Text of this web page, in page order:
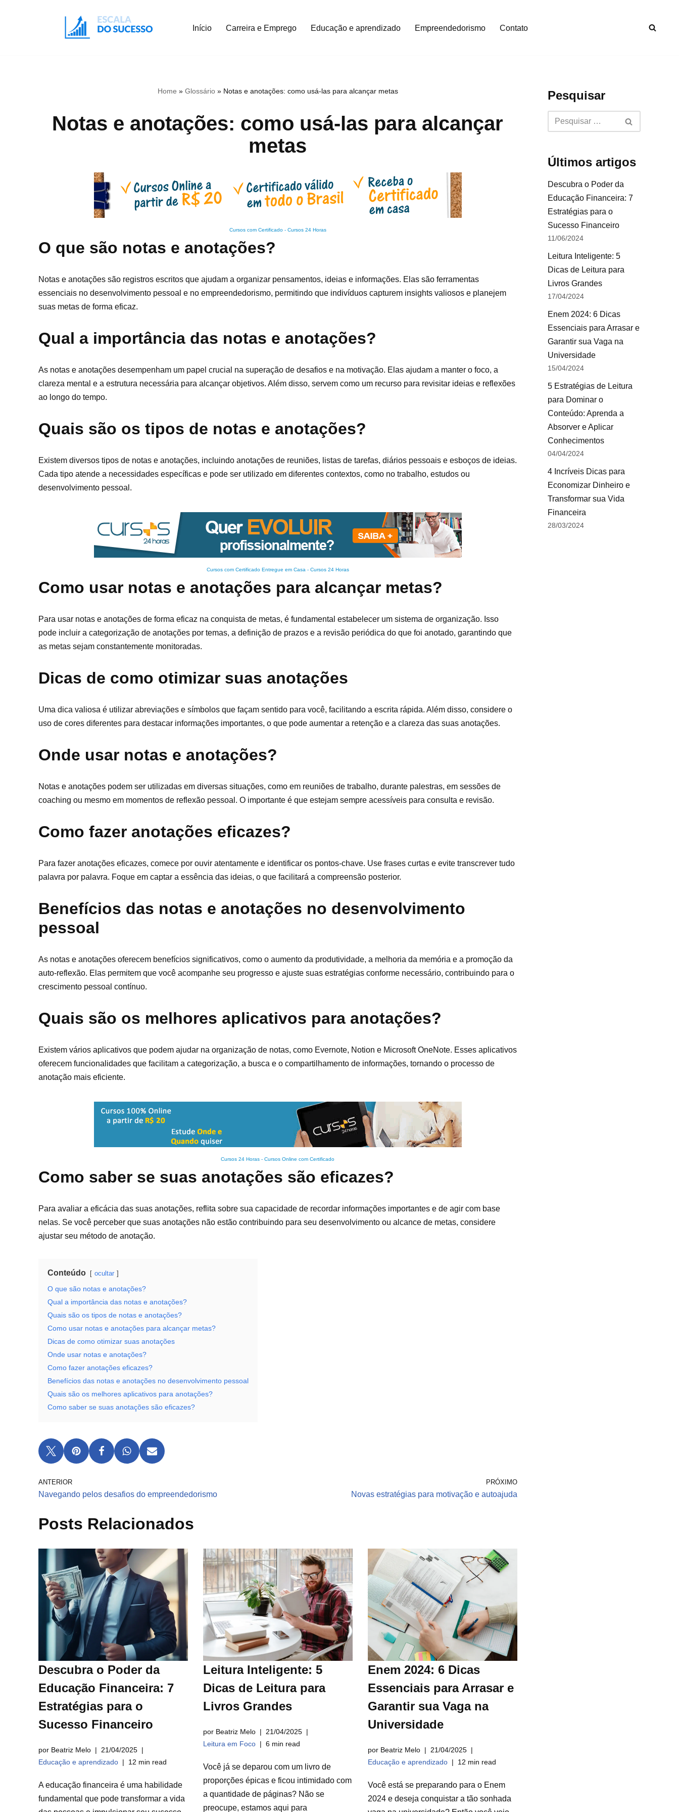
Início Carreira e Emprego Educação e aprendizado Empreendedorismo Contato
Home » Glossário» Notas e anotações: como usá-las para alcançar metas
Notas e anotações: como usá-las para alcançar
metas
Cursos com Certificado- Cursos 24 Horas
O que são notas e anotações?
Notas e anotações são registros escritos que ajudam a organizar pensamentos, ideias e informações. Elas são ferramentas
essenciais no desenvolvimento pessoal e no empreendedorismo, permitindo que indivíduos capturem insights valiosos e planejem
suas metas de forma eficaz.
Qual a importância das notas e anotações?
As notas e anotações desempenham um papel crucial na superação de desafios e na motivação. Elas ajudam a manter o foco, a
clareza mental e a estrutura necessária para alcançar objetivos. Além disso, servem como um recurso para revisitar ideias e reflexões
ao longo do tempo.
Quais são os tipos de notas e anotações?
Existem diversos tipos de notas e anotações, incluindo anotações de reuniões, listas de tarefas, diários pessoais e esboços de ideias.
Cada tipo atende a necessidades específicas e pode ser utilizado em diferentes contextos, como no trabalho, estudos ou
desenvolvimento pessoal.
Cursos com Certificado Entregue em Casa - Cursos 24 Horas
Como usar notas e anotações para alcançar metas?
Para usar notas e anotações de forma eficaz na conquista de metas, é fundamental estabelecer um sistema de organização. Isso
pode incluir a categorização de anotações por temas, a definição de prazos e a revisão periódica do que foi anotado, garantindo que
as metas sejam constantemente monitoradas.
Dicas de como otimizar suas anotações
Uma dica valiosa é utilizar abreviações e símbolos que façam sentido para você, facilitando a escrita rápida. Além disso, considere o
uso de cores diferentes para destacar informações importantes, o que pode aumentar a retenção e a clareza das suas anotações.
Onde usar notas e anotações?
Notas e anotações podem ser utilizadas em diversas situações, como em reuniões de trabalho, durante palestras, em sessões de
coaching ou mesmo em momentos de reflexão pessoal. O importante é que estejam sempre acessíveis para consulta e revisão.
Como fazer anotações eficazes?
Para fazer anotações eficazes, comece por ouvir atentamente e identificar os pontos-chave. Use frases curtas e evite transcrever tudo
palavra por palavra. Foque em captar a essência das ideias, o que facilitará a compreensão posterior.
Benefícios das notas e anotações no desenvolvimento
pessoal
As notas e anotações oferecem benefícios significativos, como o aumento da produtividade, a melhoria da memória e a promoção da
auto-reflexão. Elas permitem que você acompanhe seu progresso e ajuste suas estratégias conforme necessário, contribuindo para o
crescimento pessoal contínuo.
Quais são os melhores aplicativos para anotações?
Existem vários aplicativos que podem ajudar na organização de notas, como Evernote, Notion e Microsoft OneNote. Esses aplicativos
oferecem funcionalidades que facilitam a categorização, a busca e o compartilhamento de informações, tornando o processo de
anotação mais eficiente.
Cursos 24 Horas - Cursos Online com Certificado
Como saber se suas anotações são eficazes?
Para avaliar a eficácia das suas anotações, reflita sobre sua capacidade de recordar informações importantes e de agir com base
nelas. Se você perceber que suas anotações não estão contribuindo para seu desenvolvimento ou alcance de metas, considere
ajustar seu método de anotação.
Conteúdo ocultar
O que são notas e anotações?
Qual a importância das notas e anotações?
Quais são os tipos de notas e anotações?
Como usar notas e anotações para alcançar metas?
Dicas de como otimizar suas anotações
Onde usar notas e anotações?
Como fazer anotações eficazes?
Benefícios das notas e anotações no desenvolvimento pessoal
Quais são os melhores aplicativos para anotações?
Como saber se suas anotações são eficazes?
ANTERIOR
Navegando pelos desafios do empreendedorismo
PRÓXIMO
Novas estratégias para motivação e autoajuda
Posts Relacionados
Descubra o Poder da
Educação Financeira: 7
Estratégias para o
Sucesso Financeiro
por Beatriz Melo
21/04/2025
Educação e aprendizado
12 min read
A educação financeira é uma habilidade
fundamental que pode transformar a vida
Leitura Inteligente: 5
Dicas de Leitura para
Livros Grandes
por Beatriz Melo
21/04/2025
Leitura em Foco
6 min read
Você já se deparou com um livro de
proporções épicas e ficou intimidado com
a quantidade de páginas? Não se
preocupe, estamos aqui para
Enem 2024: 6 Dicas
Essenciais para Arrasar e
Garantir sua Vaga na
Universidade
por Beatriz Melo
21/04/2025
Educação e aprendizado
12 min read
Você está se preparando para o Enem
2024 e deseja conquistar a tão sonhada
Pesquisar
Últimos artigos
Descubra o Poder da
Educação Financeira: 7
Estratégias para o
Sucesso Financeiro
11/06/2024
Leitura Inteligente: 5
Dicas de Leitura para
Livros Grandes
17/04/2024
Enem 2024: 6 Dicas
Essenciais para Arrasar e
Garantir sua Vaga na
Universidade
15/04/2024
5 Estratégias de Leitura
para Dominar o
Conteúdo: Aprenda a
Absorver e Aplicar
Conhecimentos
04/04/2024
4 Incríveis Dicas para
Economizar Dinheiro e
Transformar sua Vida
Financeira
28/03/2024